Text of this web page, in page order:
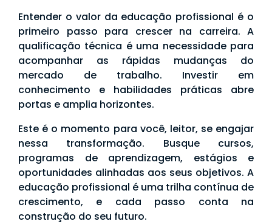
Entender o valor da educação profissional é o
primeiro passo para crescer na carreira. A
qualificação técnica é uma necessidade para
acompanhar as rápidas mudanças do
mercado de trabalho. Investir em
conhecimento e habilidades práticas abre
portas e amplia horizontes.
Este é o momento para você, leitor, se engajar
nessa transformação. Busque cursos,
programas de aprendizagem, estágios e
oportunidades alinhadas aos seus objetivos. A
educação profissional é uma trilha contínua de
crescimento, e cada passo conta na
construção do seu futuro.